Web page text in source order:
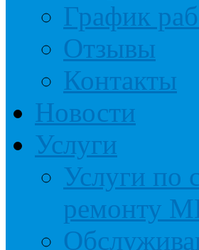
График
Отзывы
Контакты
Новости
Услуги
Услуги по
ремонту